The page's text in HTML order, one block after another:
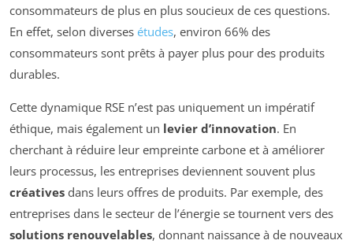
consommateurs de plus en plus soucieux de ces questions.
En effet, selon diverses études, environ 66% des
consommateurs sont prêts à payer plus pour des produits
durables.
Cette dynamique RSE n’est pas uniquement un impératif
éthique, mais également un levier d’innovation. En
cherchant à réduire leur empreinte carbone et à améliorer
leurs processus, les entreprises deviennent souvent plus
créatives dans leurs offres de produits. Par exemple, des
entreprises dans le secteur de l’énergie se tournent vers des
solutions renouvelables, donnant naissance à de nouveaux